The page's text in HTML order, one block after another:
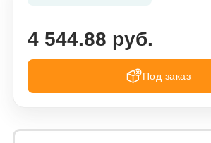
4 544.88 руб.
Под заказ